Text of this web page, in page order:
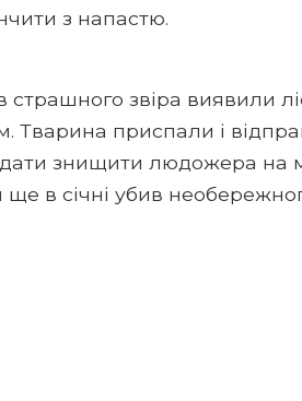
з напастю.
страшного звіра виявили
Тварина приспали і
знищити людожера на
в січні убив